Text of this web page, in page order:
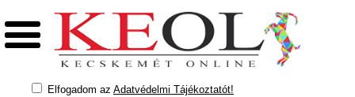
Elfogadom az Adatvédelmi Tájékoztatót!